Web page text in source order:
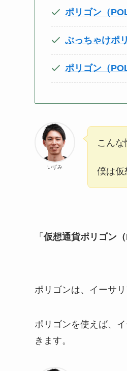
ポリゴン（
ぶっちゃけポ
ポリゴン（
いずみ
こんな
僕は仮
「 仮想通貨ポリゴン
ポリゴンは、イーサ
ポリゴンを使えば、
きます。